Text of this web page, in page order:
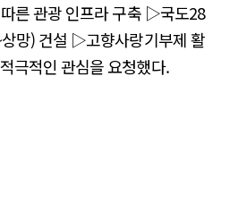
른 관광 인프라 구축 ▷국도28
망) 건설 ▷고향사랑기부제 활
극적인 관심을 요청했다.